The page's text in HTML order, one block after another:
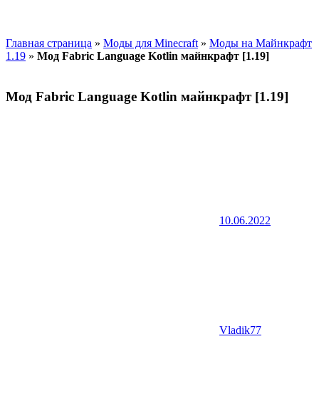
Главная страница » Моды для Minecraft » Моды на Майнкрафт
1.19 » Мод Fabric Language Kotlin майнкрафт [1.19]
Мод Fabric Language Kotlin майнкрафт [1.19]
10.06.2022
Vladik77